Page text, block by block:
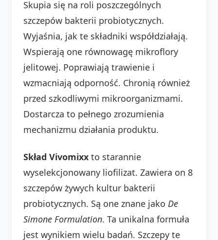
Skupia się na roli poszczególnych
szczepów bakterii probiotycznych.
Wyjaśnia, jak te składniki współdziałają.
Wspierają one równowagę mikroflory
jelitowej. Poprawiają trawienie i
wzmacniają odporność. Chronią również
przed szkodliwymi mikroorganizmami.
Dostarcza to pełnego zrozumienia
mechanizmu działania produktu.
Skład Vivomixx to starannie
wyselekcjonowany liofilizat. Zawiera on 8
szczepów żywych kultur bakterii
probiotycznych. Są one znane jako De
Simone Formulation. Ta unikalna formuła
jest wynikiem wielu badań. Szczepy te